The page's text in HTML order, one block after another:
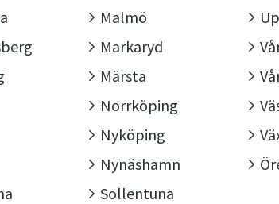
Malmö
Markaryd
Märsta
Norrköping
Nyköping
Nynäshamn
Sollentuna